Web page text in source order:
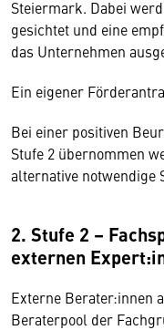
Steiermark. Dabei
gesichtet und eine
das Unternehmen
Ein eigener
Bei einer positiven
Stufe 2 übernommen
alternative notwendige
2. Stufe 2 –
externen
Externe Berater:innen
Beraterpool der